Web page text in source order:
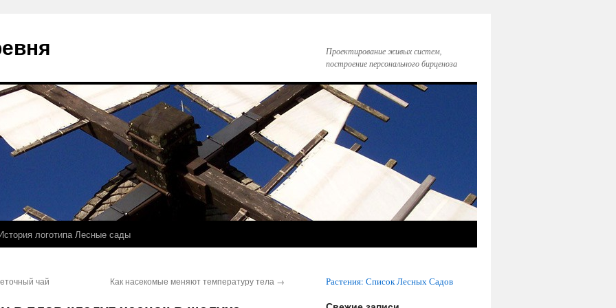
Проектирование живых систем,
построение персонального бирценоза
логотипа Лесные сады
чай Как насекомые меняют температуру тела → Растения: Список Лесных Садов